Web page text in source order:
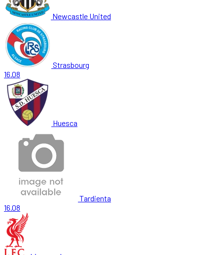
Newcastle United
Strasbourg
16.08
Huesca
Tardienta
16.08